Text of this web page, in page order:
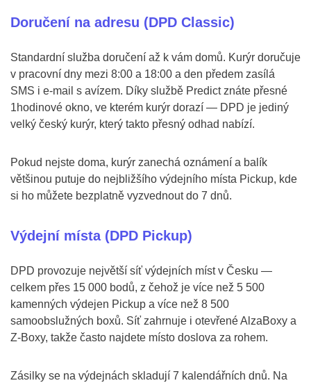
Doručení na adresu (DPD Classic)
Standardní služba doručení až k vám domů. Kurýr doručuje
v pracovní dny mezi 8:00 a 18:00 a den předem zasílá
SMS i e-mail s avízem. Díky službě Predict znáte přesné
1hodinové okno, ve kterém kurýr dorazí — DPD je jediný
velký český kurýr, který takto přesný odhad nabízí.
Pokud nejste doma, kurýr zanechá oznámení a balík
většinou putuje do nejbližšího výdejního místa Pickup, kde
si ho můžete bezplatně vyzvednout do 7 dnů.
Výdejní místa (DPD Pickup)
DPD provozuje největší síť výdejních míst v Česku —
celkem přes 15 000 bodů, z čehož je více než 5 500
kamenných výdejen Pickup a více než 8 500
samoobslužných boxů. Síť zahrnuje i otevřené AlzaBoxy a
Z-Boxy, takže často najdete místo doslova za rohem.
Zásilky se na výdejnách skladují 7 kalendářních dnů. Na